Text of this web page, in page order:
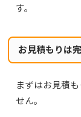
す。
お見積もりは
まずはお見積
せん。